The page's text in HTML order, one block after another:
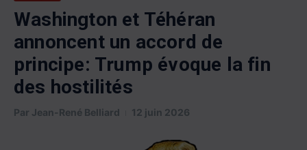
Washington et Téhéran
annoncent un accord de
principe: Trump évoque la fin
des hostilités
Par Jean-René Belliard 12 juin 2026